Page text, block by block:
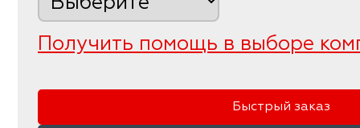
Получить помощь в выборе
Быстрый заказ